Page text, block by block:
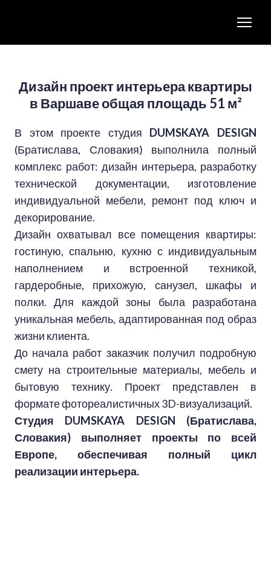
Дизайн проект интерьера квартиры
в Варшаве общая площадь 51 м²
В этом проекте студия DUMSKAYA DESIGN
(Братислава, Словакия) выполнила полный
комплекс работ: дизайн интерьера, разработку
технической документации, изготовление
индивидуальной мебели, ремонт под ключ и
декорирование.
Дизайн охватывал все помещения квартиры:
гостиную, спальню, кухню с индивидуальным
наполнением и встроенной техникой,
гардеробные, прихожую, санузел, шкафы и
полки. Для каждой зоны была разработана
уникальная мебель, адаптированная под образ
жизни клиента.
До начала работ заказчик получил подробную
смету на строительные материалы, мебель и
бытовую технику. Проект представлен в
формате фотореалистичных 3D-визуализаций.
Студия DUMSKAYA DESIGN (Братислава,
Словакия) выполняет проекты по всей
Европе, обеспечивая полный цикл
реализации интерьера.